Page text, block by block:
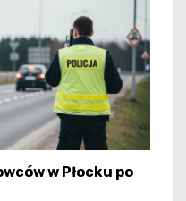
w Płocku po